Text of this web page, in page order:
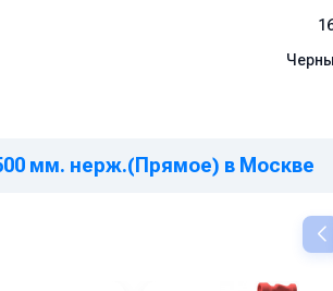
мм. нерж.(Прямое) в Москве